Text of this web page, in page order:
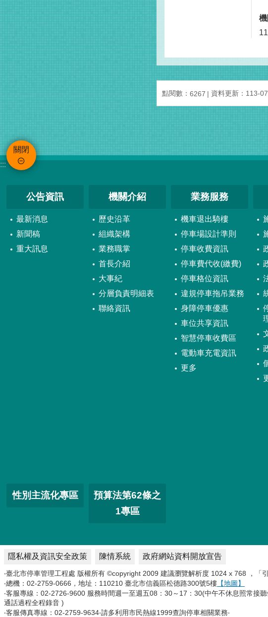
機
點閱數： 6267 資料更新：113-
關閉
:::
公告資訊
最新消息
新聞稿
重大訊息
機關介紹
歷史沿革
組織架構
業務職掌
首長介紹
大事紀
分層負責明細表
聯絡資訊
業務服務
機車退出騎樓
停車場設計準則
停車收費資訊
停車費代收(繳費)
停車格位資訊
違規停車拖吊業務
身障停車優惠
車位共享資訊
智慧停車收費區
電動車充電資訊
更多
性別主流化專區
預算法第62條之
1專區
隱私權及資訊安全政策 陳情系統 政府網站資料開放宣告
‧臺北市停車管理工程處 版權所有 ©copyright 2009 建議瀏覽解析度 1024 x 768 ，「
‧總機：02-2759-0666，地址：110210 臺北市信義區松德路300號5樓 【地圖】
‧客服專線：02-2726-9600 服務時間週一至週五08：30～17：30(中午不休息照常接
通話過程全程錄音 )
‧客服傳真專線：02-2759-9634‧請多利用市民熱線1999查詢停車相關業務‧